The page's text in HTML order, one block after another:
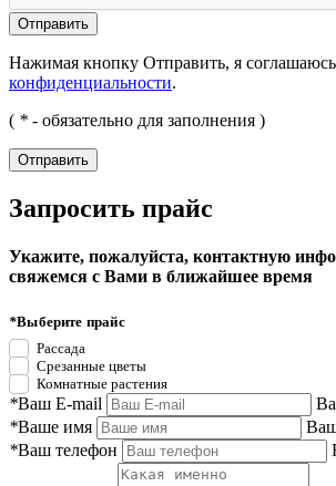
Нажимая кнопку Отправить, я
конфиденциальности.
( * - обязательно для заполнения )
Запросить прайс
Укажите, пожалуйста, контактную
свяжемся с Вами в ближайшее время
*Выберите прайс
Рассада
Срезанные цветы
Комнатные растения
*Ваш E-mail
*Ваше имя
*Ваш телефон